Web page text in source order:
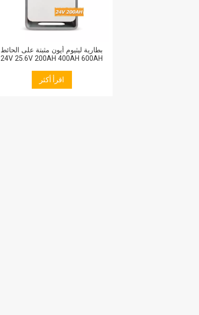
بطارية ليثيوم أيون مثبتة على الحائط
24V 25.6V 200AH 400AH 600AH
الطاقة المنزلية
اقرأ أكثر